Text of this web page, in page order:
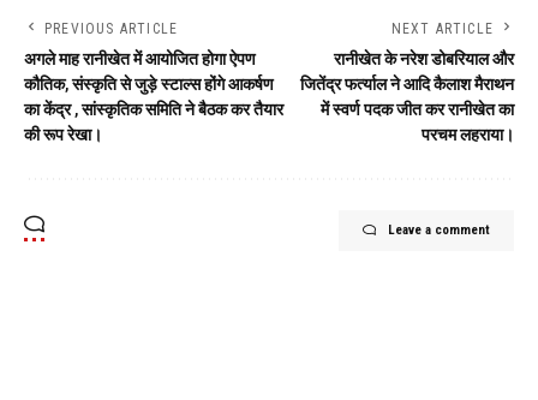
PREVIOUS ARTICLE
अगले माह रानीखेत में आयोजित होगा ऐपण
कौतिक, संस्कृति से जुड़े स्टाल्स होंगे आकर्षण
का केंद्र , सांस्कृतिक समिति ने बैठक कर तैयार
की रूप रेखा।
NEXT ARTICLE
रानीखेत के नरेश डोबरियाल और
जितेंद्र फर्त्याल ने आदि कैलाश मैराथन
में स्वर्ण पदक जीत कर रानीखेत का
परचम लहराया।
Leave a comment